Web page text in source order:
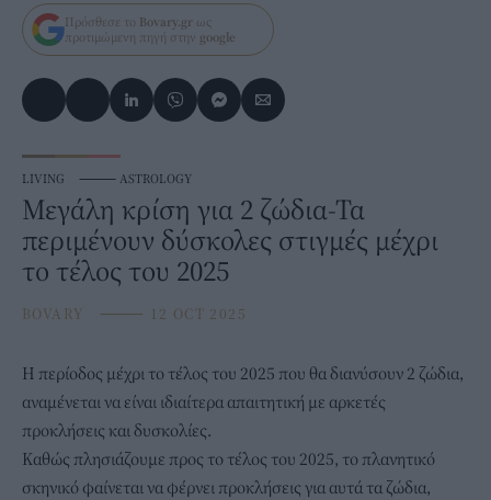
Πρόσθεσε το Bovary.gr ως
προτιμώμενη πηγή στην google
LIVING ⸻ ASTROLOGY
Μεγάλη κρίση για 2 ζώδια-Τα
περιμένουν δύσκολες στιγμές μέχρι
το τέλος του 2025
BOVARY ⸻ 12 OCT 2025
Η περίοδος μέχρι το τέλος του 2025 που θα διανύσουν 2 ζώδια,
αναμένεται να είναι ιδιαίτερα απαιτητική με αρκετές
προκλήσεις και δυσκολίες.
Καθώς πλησιάζουμε προς το τέλος του 2025, το πλανητικό
σκηνικό φαίνεται να φέρνει προκλήσεις για αυτά τα ζώδια,